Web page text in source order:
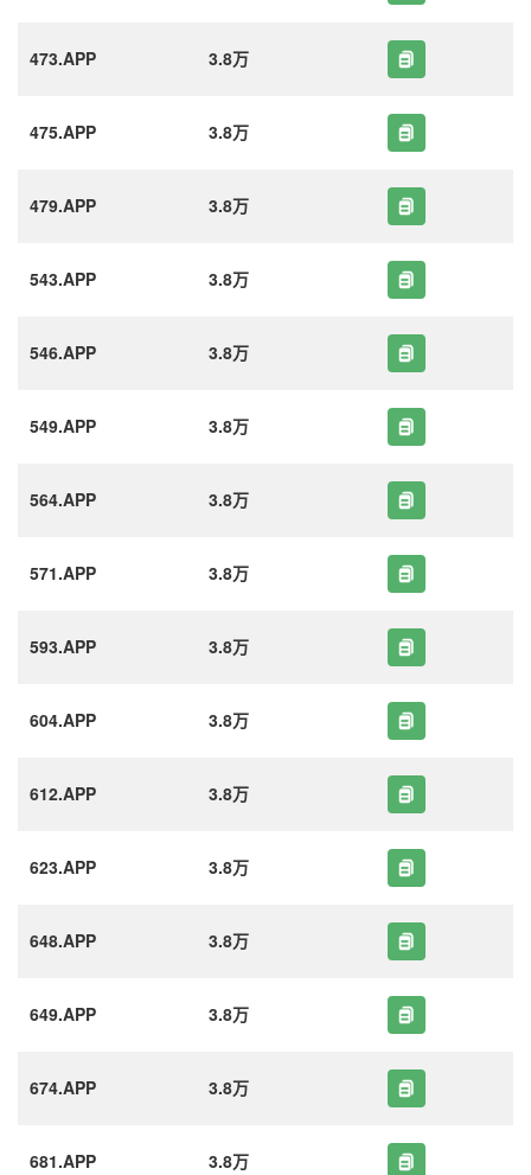
473.APP 3.8万
475.APP 3.8万
479.APP 3.8万
543.APP 3.8万
546.APP 3.8万
549.APP 3.8万
564.APP 3.8万
571.APP 3.8万
593.APP 3.8万
604.APP 3.8万
612.APP 3.8万
623.APP 3.8万
648.APP 3.8万
649.APP 3.8万
674.APP 3.8万
681.APP 3.8万